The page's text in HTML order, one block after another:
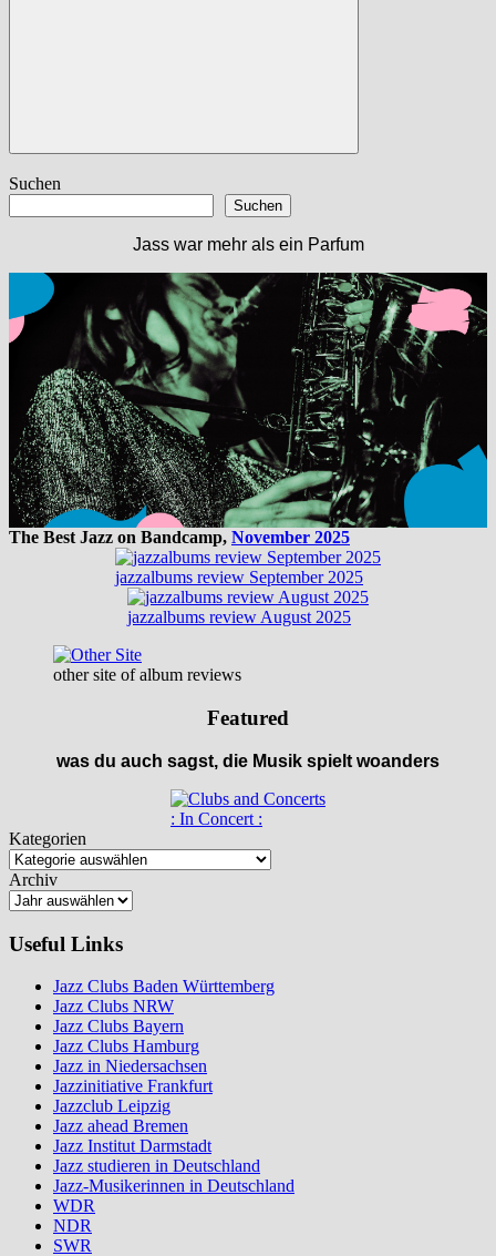
Suchen
Suchen
Suchen
Jass war mehr als ein Parfum
The Best Jazz on Bandcamp, November 2025
jazzalbums review September 2025
jazzalbums review August 2025
other site of album reviews
Featured
was du auch sagst, die Musik spielt woanders
: In Concert :
Kategorien
Archiv
Useful Links
Jazz Clubs Baden Württemberg
Jazz Clubs NRW
Jazz Clubs Bayern
Jazz Clubs Hamburg
Jazz in Niedersachsen
Jazzinitiative Frankfurt
Jazzclub Leipzig
Jazz ahead Bremen
Jazz Institut Darmstadt
Jazz studieren in Deutschland
Jazz-Musikerinnen in Deutschland
WDR
NDR
SWR